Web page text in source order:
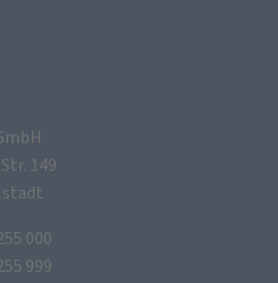
149
000
999